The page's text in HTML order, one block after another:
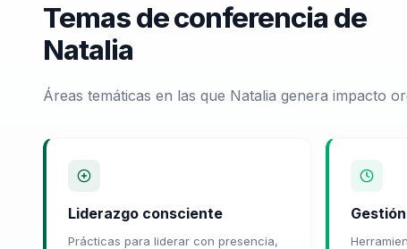
Temas de conferencia de
Natalia
Áreas temáticas en las que Natalia genera impacto
Liderazgo consciente
Prácticas para liderar con presencia,